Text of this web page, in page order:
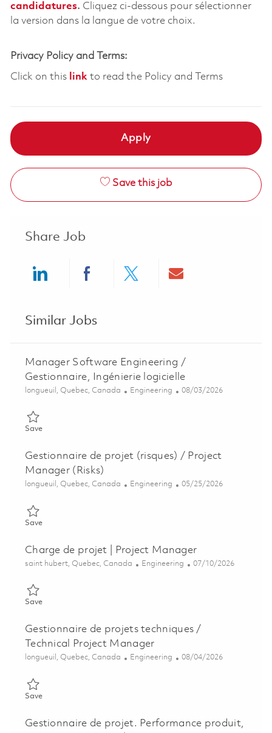
candidatures. Cliquez ci-dessous pour sélectionner
la version dans la langue de votre choix.
Privacy Policy and Terms:
Click on this linkto read the Policy and Terms
Apply
Save this job
Share Job
Similar Jobs
Manager Software Engineering /
Gestionnaire, Ingénierie logicielle
Location
longueuil, Quebec, Canada Category
Engineering Posted Date
08/03/2026
SaveSave Manager Software Engineering / Gestionnaire, Ingénierie
Gestionnaire de projet (risques) / Project
Manager (Risks)
Location
longueuil, Quebec, Canada Category
Engineering Posted Date
05/25/2026
SaveSave Gestionnaire de projet (risques) / Project Manager (Risks)
Charge de projet | Project Manager
Location
saint hubert, Quebec, Canada Category
Engineering Posted Date
07/10/2026
SaveSave Charge de projet | Project Manager 01856787
Gestionnaire de projets techniques /
Technical Project Manager
Location
longueuil, Quebec, Canada Category
Engineering Posted Date
08/04/2026
SaveSave Gestionnaire de projets techniques / Technical Project
Gestionnaire de projet. Performance produit,